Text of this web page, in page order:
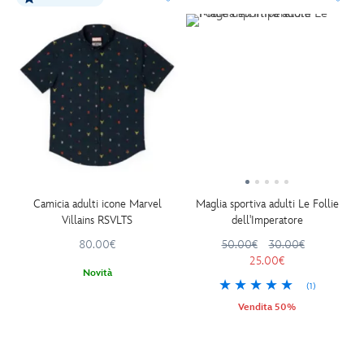
Camicia adulti icone Marvel
Villains RSVLTS
80.00€
Novità
Maglia sportiva adulti Le Follie
dell'Imperatore
50.00€
30.00€
25.00€
(1)
Vendita 50%